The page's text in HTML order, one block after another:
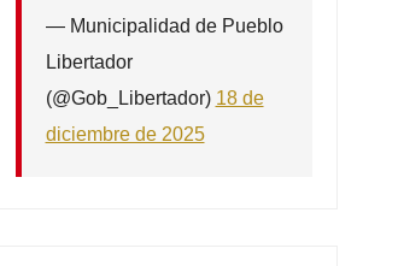
— Municipalidad de Pueblo
Libertador
(@Gob_Libertador) 18 de
diciembre de 2025